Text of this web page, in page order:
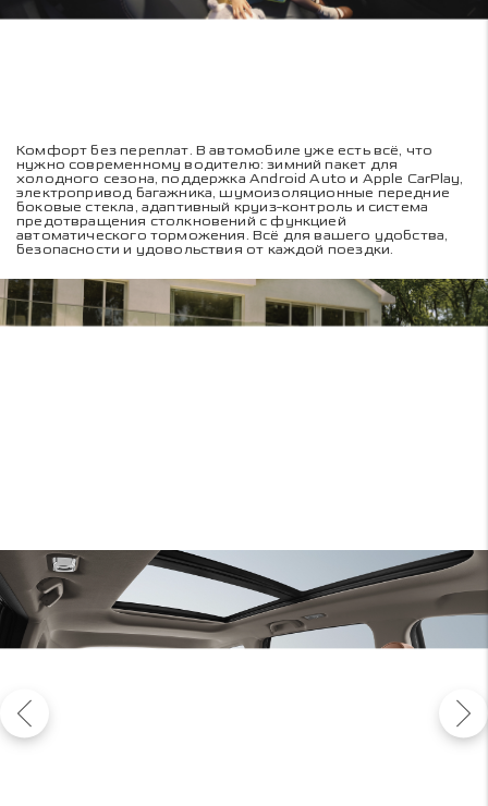
Комфорт без переплат. В автомобиле уже есть всё, что
нужно современному водителю: зимний пакет для
холодного сезона, поддержка Android Auto и Apple CarPlay,
электропривод багажника, шумоизоляционные передние
боковые стекла, адаптивный круиз-контроль и система
предотвращения столкновений с функцией
автоматического торможения. Всё для вашего удобства,
безопасности и удовольствия от каждой поездки.